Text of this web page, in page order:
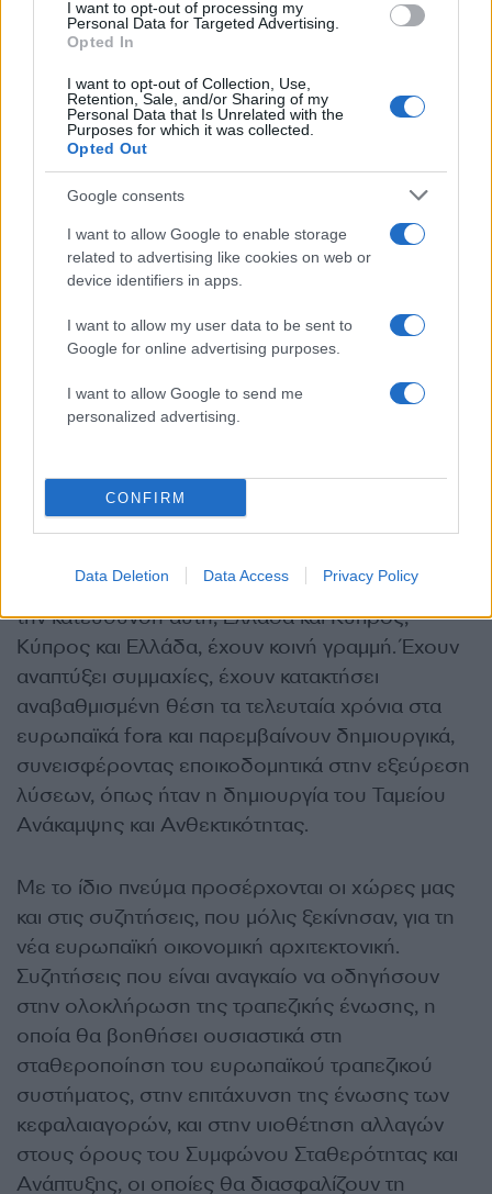
I want to opt-out of processing my
Personal Data for Targeted Advertising.
Opted In
I want to opt-out of Collection, Use,
Retention, Sale, and/or Sharing of my
Personal Data that Is Unrelated with the
Purposes for which it was collected.
Opted Out
Google consents
I want to allow Google to enable storage
related to advertising like cookies on web or
device identifiers in apps.
I want to allow my user data to be sent to
Google for online advertising purposes.
I want to allow Google to send me
personalized advertising.
CONFIRM
Data Deletion Data Access Privacy Policy
στη μείωση των μη εξυπηρετούμενων
δανείων,
στη μείωση του κόστους δανεισμού σε
ιστορικά χαμηλά,
στη βελτίωση της θέσης της χώρας στον
διεθνή Δείκτη Ανταγωνιστικότητας,
στην αναβάθμιση της πιστοληπτικής
αξιολόγησης της χώρας.
Ωστόσο δεν εφησυχάζουμε, ούτε
πανηγυρίζουμε. Εξακολουθούμε να έχουμε
μπροστά μας μεγάλες προκλήσεις. Η πανδημία
συνεχίζει να προκαλεί αβεβαιότητα. Σε αυτή
προστίθενται οι εντεινόμενες επιπτώσεις της
Όλα τα παραπάνω επιβάλλουν να συνεχίσουμε
αλλά και κοινών ευρωπαϊκών πολιτικών. Προς
την κατεύθυνση αυτή, Ελλάδα και Κύπρος,
Κύπρος και Ελλάδα, έχουν κοινή γραμμή. Έχουν
αναπτύξει συμμαχίες, έχουν κατακτήσει
αναβαθμισμένη θέση τα τελευταία χρόνια στα
ευρωπαϊκά fora και παρεμβαίνουν δημιουργικά,
συνεισφέροντας εποικοδομητικά στην εξεύρεση
λύσεων, όπως ήταν η δημιουργία του Ταμείου
Ανάκαμψης και Ανθεκτικότητας.
Με το ίδιο πνεύμα προσέρχονται οι χώρες μας
και στις συζητήσεις, που μόλις ξεκίνησαν, για τη
νέα ευρωπαϊκή οικονομική αρχιτεκτονική.
Συζητήσεις που είναι αναγκαίο να οδηγήσουν
στην ολοκλήρωση της τραπεζικής ένωσης, η
οποία θα βοηθήσει ουσιαστικά στη
σταθεροποίηση του ευρωπαϊκού τραπεζικού
συστήματος, στην επιτάχυνση της ένωσης των
κεφαλαιαγορών, και στην υιοθέτηση αλλαγών
στους όρους του Συμφώνου Σταθερότητας και
Ανάπτυξης, οι οποίες θα διασφαλίζουν τη